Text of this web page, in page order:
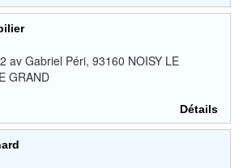
av Gabriel Péri, 93160 NOISY LE
GRAND
Détails